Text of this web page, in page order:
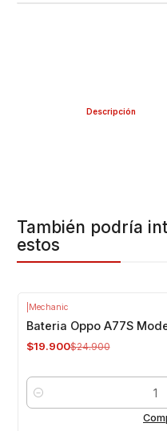
Descripción
También podría
estos
Mechanic
Bateria Oppo A77S
$19.900$24.900
Cantidad